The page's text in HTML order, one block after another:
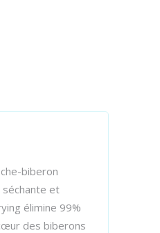
biberon
séchante et
élimine 99%
des biberons